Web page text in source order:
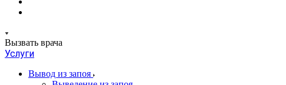
Вызвать врача
Услуги
Вывод из запоя